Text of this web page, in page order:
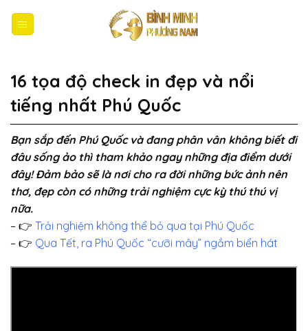
qua
16 tọa độ check in đẹp và nổi
tiếng nhất Phú Quốc
Bạn sắp đến Phú Quốc và đang phân vân không biết đi
đâu sống ảo thì tham khảo ngay những địa điểm dưới
đây! Đảm bảo sẽ là nơi cho ra đời những bức ảnh nên
thơ, đẹp còn có những trải nghiệm cực kỳ thú thú vị
nữa.
– 👉 Trải nghiệm không thể bỏ qua tại Phú Quốc
– 👉 Qua Tết, ra Phú Quốc “cưỡi mây” ngắm biển hát